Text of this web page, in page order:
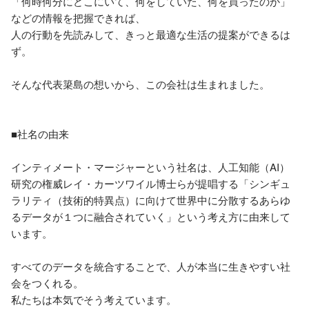
などの情報を把握できれば、
人の行動を先読みして、きっと最適な生活の提案ができるは
ず。
そんな代表簗島の想いから、この会社は生まれました。
■社名の由来
インティメート・マージャーという社名は、人工知能（AI）
研究の権威レイ・カーツワイル博士らが提唱する「シンギュ
ラリティ（技術的特異点）に向けて世界中に分散するあらゆ
るデータが１つに融合されていく」という考え方に由来して
います。
すべてのデータを統合することで、人が本当に生きやすい社
会をつくれる。
私たちは本気でそう考えています。